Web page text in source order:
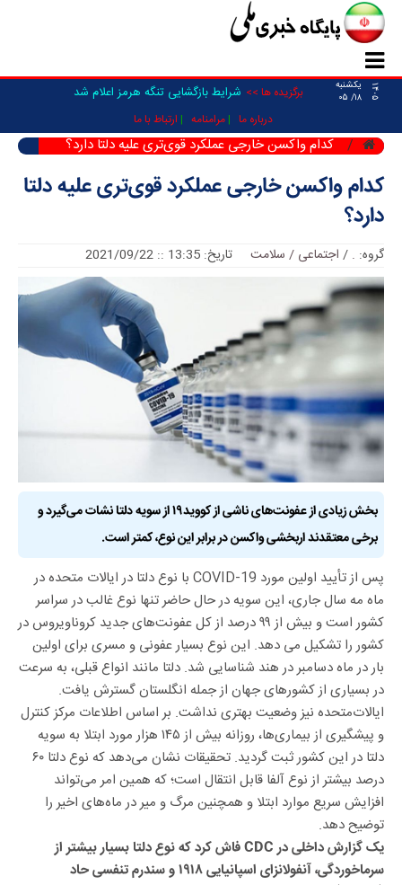
۱۴۰۵
یکشنبه
۱۸/ ۰۵
برگزیده ها >> شرایط بازگشایی تنگه هرمز اعلام شد
درباره ما مرامنامه ارتباط با ما
کدام واکسن خارجی عملکرد قوی‌تری علیه دلتا دارد؟
کدام واکسن خارجی عملکرد قوی‌تری علیه دلتا
دارد؟
گروه: .
/ اجتماعی / سلامت تاریخ: 13:35 :: 2021/09/22
بخش زیادی از عفونت‌های ناشی از کووید۱۹ از سویه دلتا نشات می‌گیرد و
برخی معتقدند اربخشی واکسن در برابر این نوع، کمتر است.
پس از تأیید اولین مورد COVID-19 با نوع دلتا در ایالات متحده در
ماه مه سال جاری، این سویه در حال حاضر تنها نوع غالب در سراسر
کشور است و بیش از ۹۹ درصد از کل عفونت‌های جدید کروناویروس در
کشور را تشکیل می دهد. این نوع بسیار عفونی و مسری برای اولین
بار در ماه دسامبر در هند شناسایی شد. دلتا مانند انواع قبلی، به سرعت
در بسیاری از کشورهای جهان از جمله انگلستان گسترش یافت.
ایالات‌متحده نیز وضعیت بهتری نداشت. بر اساس اطلاعات مرکز کنترل
و پیشگیری از بیماری‌ها، روزانه بیش از ۱۴۵ هزار مورد ابتلا به سویه
دلتا در این کشور ثبت گردید. تحقیقات نشان می‌دهد که نوع دلتا ۶۰
درصد بیشتر از نوع آلفا قابل انتقال است؛ که همین امر می‌تواند
افزایش سریع موارد ابتلا و همچنین مرگ و میر در ماه‌های اخیر را
توضیح دهد.
یک گزارش داخلی در CDC فاش کرد که نوع دلتا بسیار بیشتر از
سرماخوردگی، آنفولانزای اسپانیایی ۱۹۱۸ و سندرم تنفسی حاد